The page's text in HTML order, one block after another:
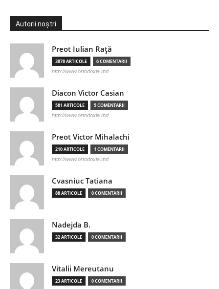
Autorii noștri
Preot Iulian Raţă
3878 ARTICOLE 6 COMENTARII
http://www.ortodoxia.md
Diacon Victor Casian
581 ARTICOLE 5 COMENTARII
http://www.ortodoxia.md
Preot Victor Mihalachi
210 ARTICOLE 1 COMENTARII
http://www.ortodoxia.md
Cvasniuc Tatiana
88 ARTICOLE 0 COMENTARII
Nadejda B.
32 ARTICOLE 0 COMENTARII
Vitalii Mereutanu
23 ARTICOLE 0 COMENTARII